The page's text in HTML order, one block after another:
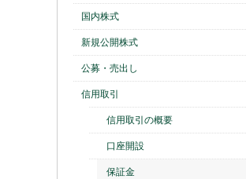
国内株式
新規公開株式
公募・売出し
信用取引
信用取引の概要
口座開設
保証金